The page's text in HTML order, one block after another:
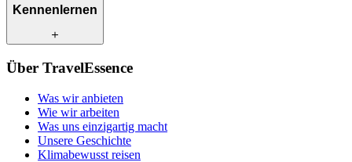
Was wir anbieten
Was uns einzigartig macht
Klimabewusst reisen
Kontakt
Karriere
Kennenlernen
Unsere Reiseexperten
Unsere Kunden
Über TravelEssence
Was wir anbieten
Wie wir arbeiten
Was uns einzigartig macht
Unsere Geschichte
Klimabewusst reisen